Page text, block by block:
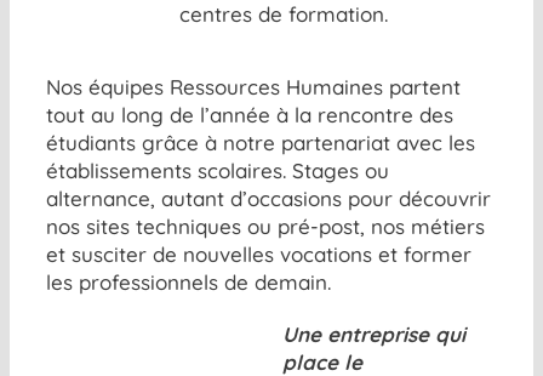
centres de formation.
Nos équipes Ressources Humaines partent
tout au long de l’année à la rencontre des
étudiants grâce à notre partenariat avec les
établissements scolaires. Stages ou
alternance, autant d’occasions pour découvrir
nos sites techniques ou pré-post, nos métiers
et susciter de nouvelles vocations et former
les professionnels de demain.
Une entreprise qui
place le